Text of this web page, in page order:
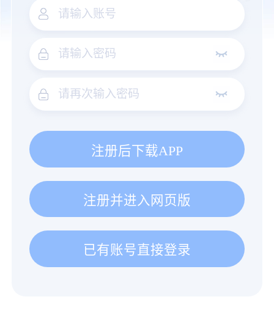
注册后下载APP
注册并进入网页版
已有账号直接登录